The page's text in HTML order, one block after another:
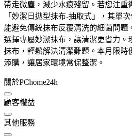
帶走微塵，減少水痕殘留。若您注重
「妙潔日拋型抹布-抽取式」，其單
能避免傳統抹布反覆清洗的細菌問題
選擇專屬妙潔抹布，讓清潔更省力。
抹布，輕鬆解決清潔難題。本月限時
添購，讓居家環境常保整潔。
關於PChome24h
顧客權益
其他服務